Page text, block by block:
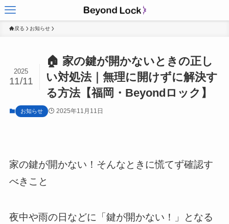
戻る お知らせ
🏠 家の鍵が開かないときの正し
い対処法｜無理に開けずに解決す
る方法【福岡・Beyondロック】
2025
11/11
お知らせ 2025年11月11日
家の鍵が開かない！そんなときに慌てず確認す
べきこと
夜中や雨の日などに「鍵が開かない！」となる